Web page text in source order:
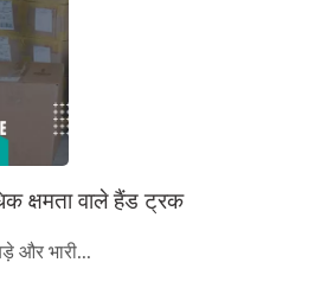
क्षमता वाले हैंड ट्रक
और भारी...